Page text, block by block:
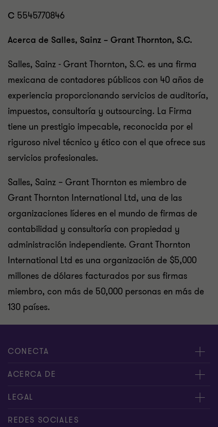
C 5545770846
Acerca de Salles, Sainz – Grant Thornton, S.C.
Salles, Sainz - Grant Thornton, S.C. es una firma
mexicana de contadores públicos con 40 años de
experiencia proporcionando servicios de auditoría,
impuestos, consultoría y outsourcing. La Firma
tiene un prestigio impecable, reconocida por el
riguroso nivel técnico y ético con el que ofrece sus
servicios profesionales.
Salles, Sainz – Grant Thornton es miembro de
Grant Thornton International Ltd, una de las
organizaciones líderes en el mundo de firmas de
contabilidad y consultoría con propiedad y
administración independiente. Grant Thornton
International Ltd es una organización de $5,000
millones de dólares facturados por sus firmas
miembro, con más de 50,000 personas en más de
130 países.
CONECTA
Nuestros expertos
Alertas
ACERCA DE
Nosotros
Empleos
LEGAL
Aviso legal
REDES SOCIALES